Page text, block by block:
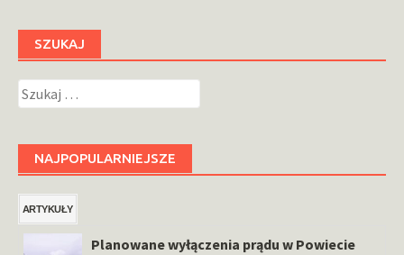
SZUKAJ
Szukaj:
NAJPOPULARNIEJSZE
ARTYKUŁY
Planowane wyłączenia prądu w Powiecie